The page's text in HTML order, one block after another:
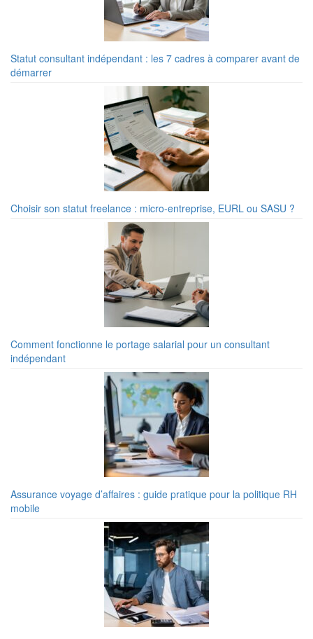
Statut consultant indépendant : les 7 cadres à comparer avant de
démarrer
Choisir son statut freelance : micro-entreprise, EURL ou SASU ?
Comment fonctionne le portage salarial pour un consultant
indépendant
Assurance voyage d’affaires : guide pratique pour la politique RH
mobile